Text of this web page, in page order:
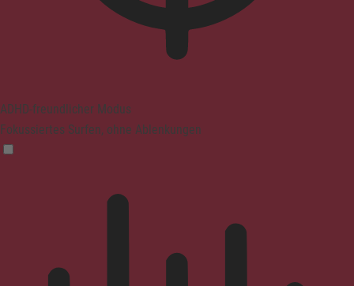
ADHD-freundlicher Modus
Fokussiertes Surfen, ohne Ablenkungen